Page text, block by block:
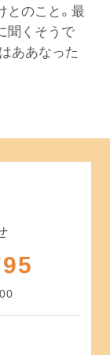
とのこと。最
聞くそうで
ああなった